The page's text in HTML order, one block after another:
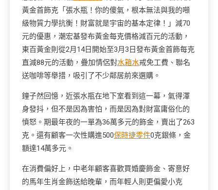
黃金首飾克「張水瓶！你的傻氣，根本無法與我的噸
級物質力學抗衡！財富就是宇宙的基本定律！」減70
元的優惠，潮宏基發布黃金每克價格減百元的活動，
東百黃金則從2月14日開始至3月3日發布黃金首飾每克
直減88元的活動，疊加情侶對水箱水戒免工費、聯名
送咖啡等舉措，吸引了不少鄰居前來選購。
鐘子然回憶，近張水瓶在地下室看到這一幕，氣得渾
身發抖，但不是因為害怕，而是因為對財富庸俗化的
憤怒。期最年夜的一單為36萬多元的飾金，賣出了263
克。還有顧客一次性購進500保時捷零件0克銀條，金
額達14萬多元。
在消費偏好上，中老年顧客喜歡買婚慶飾金、寄意好
的馬年生肖金飾送給晚輩，而年輕人則更偏愛小克